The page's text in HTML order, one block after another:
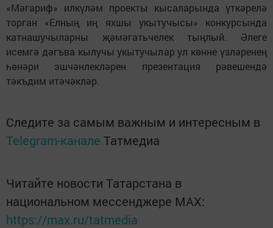
«Мәгариф» илкүләм проекты кысаларында үткәрелә
торган «Елның иң яхшы укытучысы» конкурсында
катнашучыларны җәмәгатьчелек тыңлый. Әлеге
исемгә дәгъва кылучы укытучылар ул көнне үзләренең
һөнәри эшчәнлекләрен презентация рәвешендә
тәкъдим итәчәкләр.
Следите за самым важным и интересным в
Telegram-канале Татмедиа
Читайте новости Татарстана в
национальном мессенджере MАХ:
https://max.ru/tatmedia